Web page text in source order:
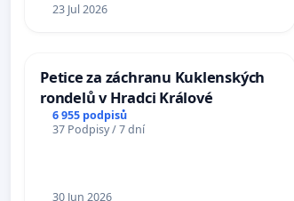
23 Jul 2026
Petice za záchranu Kuklenských
rondelů v Hradci Králové
6 955 podpisů
37 Podpisy / 7 dní
30 Jun 2026